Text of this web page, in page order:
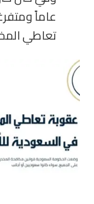
عاماً
تعاطي